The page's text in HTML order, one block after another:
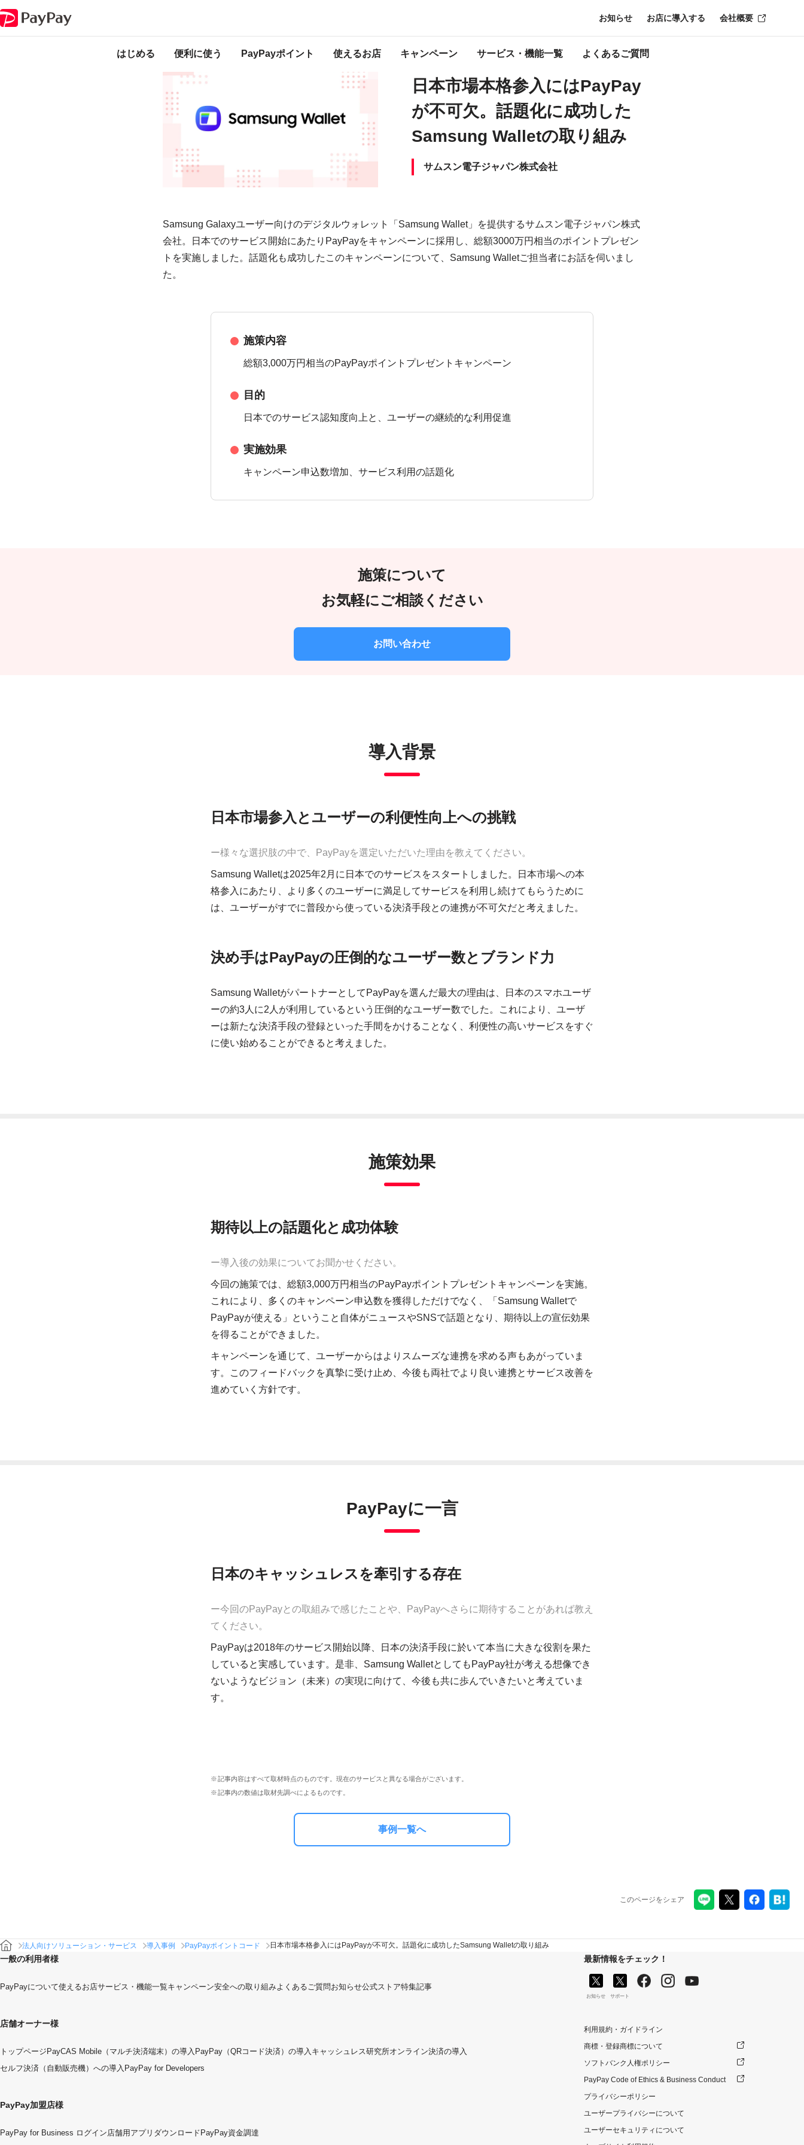
はじめる 便利に使う PayPayポイント 使えるお店 キャンペーン サービス・機能一覧 よくあるご質問
お知らせ お店に導入する 会社概要
2025/10/9
日本市場本格参入にはPayPay
が不可欠。話題化に成功した
Samsung Walletの取り組み
サムスン電子ジャパン株式会社
Samsung Galaxyユーザー向けのデジタルウォレット「Samsung Wallet」を提供するサムスン電子ジャパン株式
会社。日本でのサービス開始にあたりPayPayをキャンペーンに採用し、総額3000万円相当のポイントプレゼン
トを実施しました。話題化も成功したこのキャンペーンについて、Samsung Walletご担当者にお話を伺いまし
た。
施策内容
総額3,000万円相当のPayPayポイントプレゼントキャンペーン
目的
日本でのサービス認知度向上と、ユーザーの継続的な利用促進
実施効果
キャンペーン申込数増加、サービス利用の話題化
施策について
お気軽にご相談ください
お問い合わせ
導入背景
日本市場参入とユーザーの利便性向上への挑戦
ー様々な選択肢の中で、PayPayを選定いただいた理由を教えてください。
Samsung Walletは2025年2月に日本でのサービスをスタートしました。日本市場への本
格参入にあたり、より多くのユーザーに満足してサービスを利用し続けてもらうために
は、ユーザーがすでに普段から使っている決済手段との連携が不可欠だと考えました。
決め手はPayPayの圧倒的なユーザー数とブランド力
Samsung WalletがパートナーとしてPayPayを選んだ最大の理由は、日本のスマホユーザ
ーの約3人に2人が利用しているという圧倒的なユーザー数でした。これにより、ユーザ
ーは新たな決済手段の登録といった手間をかけることなく、利便性の高いサービスをすぐ
に使い始めることができると考えました。
施策効果
期待以上の話題化と成功体験
ー導入後の効果についてお聞かせください。
今回の施策では、総額3,000万円相当のPayPayポイントプレゼントキャンペーンを実施。
これにより、多くのキャンペーン申込数を獲得しただけでなく、「Samsung Walletで
PayPayが使える」ということ自体がニュースやSNSで話題となり、期待以上の宣伝効果
を得ることができました。
キャンペーンを通じて、ユーザーからはよりスムーズな連携を求める声もあがっていま
す。このフィードバックを真摯に受け止め、今後も両社でより良い連携とサービス改善を
進めていく方針です。
PayPayに一言
日本のキャッシュレスを牽引する存在
ー今回のPayPayとの取組みで感じたことや、PayPayへさらに期待することがあれば教え
てください。
PayPayは2018年のサービス開始以降、日本の決済手段に於いて本当に大きな役割を果た
していると実感しています。是非、Samsung WalletとしてもPayPay社が考える想像でき
ないようなビジョン（未来）の実現に向けて、今後も共に歩んでいきたいと考えていま
す。
記事内容はすべて取材時点のものです。現在のサービスと異なる場合がございます。
記事内の数値は取材先調べによるものです。
事例一覧へ
このページをシェア
法人向けソリューション・サービス 導入事例 PayPayポイントコード 日本市場本格参入にはPayPayが不可欠。話題化に成功したSamsung Walletの取り組み
一般の利用者様
PayPayについて使えるお店サービス・機能一覧キャンペーン安全への取り組みよくあるご質問お知らせ公式ストア特集記事
店舗オーナー様
トップページ PayCAS Mobile（マルチ決済端末）の導入 PayPay（QRコード決済）の導入 キャッシュレス研究所オンライン決済の導入
セルフ決済（自動販売機）への導入 PayPay for Developers
PayPay加盟店様
PayPay for Business ログイン店舗用アプリダウンロード PayPay資金調達
最新情報をチェック！
お知らせ サポート
利用規約・ガイドライン
商標・登録商標について
ソフトバンク人権ポリシー
PayPay Code of Ethics & Business Conduct
プライバシーポリシー
ユーザープライバシーについて
ユーザーセキュリティについて